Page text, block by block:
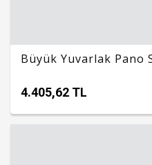
Büyük Yuvarlak Pano
4.405,62 TL